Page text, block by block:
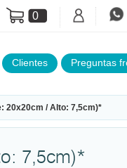
0
Clientes Preguntas
20x20cm / Alto: 7,5cm)*
7,5cm)*